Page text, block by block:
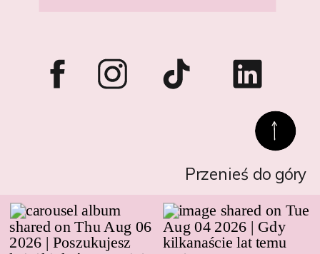
Przenieś do góry